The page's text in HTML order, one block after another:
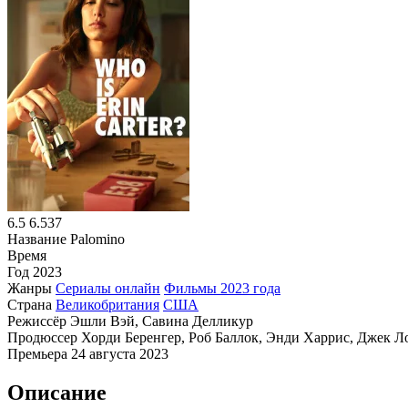
6.5 6.537
Название Palomino
Время
Год 2023
Жанры Сериалы онлайн Фильмы 2023 года
Страна Великобритания США
Режиссёр Эшли Вэй, Савина Делликур
Продюссер Хорди Беренгер, Роб Баллок, Энди Харрис, Джек
Премьера 24 августа 2023
Описание